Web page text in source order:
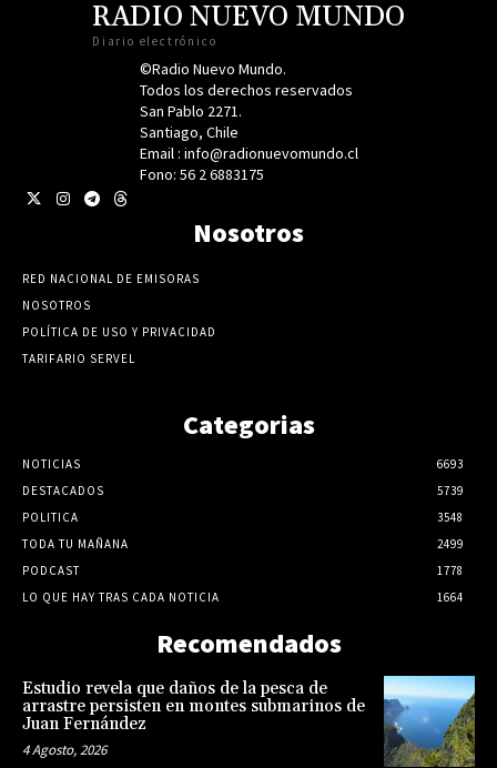
RADIO NUEVO MUNDO
Diario electrónico
©Radio Nuevo Mundo.
Todos los derechos reservados
San Pablo 2271.
Santiago, Chile
Email : info@radionuevomundo.cl
Fono: 56 2 6883175
Nosotros
RED NACIONAL DE EMISORAS
NOSOTROS
POLÍTICA DE USO Y PRIVACIDAD
TARIFARIO SERVEL
Categorias
NOTICIAS
6693
DESTACADOS
5739
POLITICA
3548
TODA TU MAÑANA
2499
PODCAST
1778
LO QUE HAY TRAS CADA NOTICIA
1664
Recomendados
Estudio revela que daños de la pesca de
arrastre persisten en montes submarinos de
Juan Fernández
4 Agosto, 2026